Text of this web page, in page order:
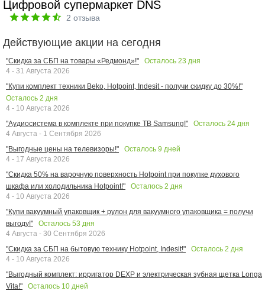
Цифровой супермаркет DNS
2 отзыва
Действующие акции на сегодня
"Скидка за СБП на товары «Редмонд»!" Осталось 23 дня
4 - 31 Августа 2026
"Купи комплект техники Beko, Hotpoint, Indesit - получи скидку до 30%!"
Осталось 2 дня
4 - 10 Августа 2026
"Аудиосистема в комплекте при покупке ТВ Samsung!"
Осталось 24 дня
4 Августа - 1 Сентября 2026
"Выгодные цены на телевизоры!"
Осталось 9 дней
4 - 17 Августа 2026
"Скидка 50% на варочную поверхность Hotpoint при покупке духового
шкафа или холодильника Hotpoint!"
Осталось 2 дня
4 - 10 Августа 2026
"Купи вакуумный упаковщик + рулон для вакуумного упаковщика = получи
выгоду!"
Осталось 53 дня
4 Августа - 30 Сентября 2026
"Скидка за СБП на бытовую технику Hotpoint, Indesit!"
Осталось 2 дня
4 - 10 Августа 2026
"Выгодный комплект: ирригатор DEXP и электрическая зубная щетка Longa
Vita!"
Осталось 10 дней